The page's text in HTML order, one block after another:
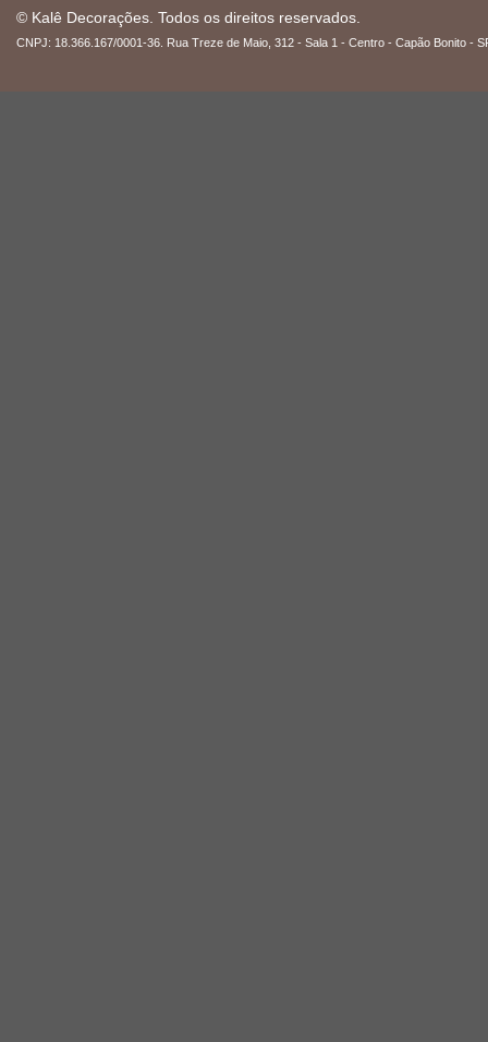
© Kalê Decorações. Todos os direitos reservados.
CNPJ: 18.366.167/0001-36. Rua Treze de Maio, 312 - Sala 1 - Centro - Capão Bonito -